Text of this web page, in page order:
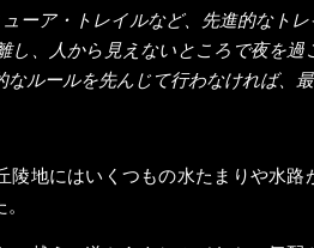
ーア・トレイルなど、先進的なト
し、人から見えないところで夜を
ルールを先んじて行わなければ、
陵地にはいくつもの水たまりや水